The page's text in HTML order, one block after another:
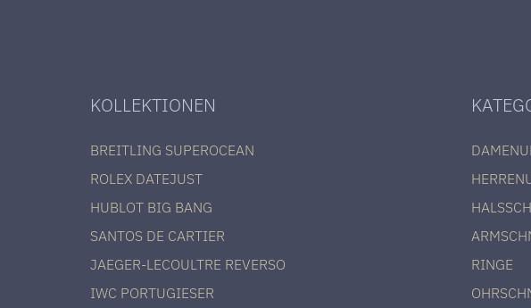
KOLLEKTIONEN
BREITLING SUPEROCEAN
ROLEX DATEJUST
HUBLOT BIG BANG
SANTOS DE CARTIER
JAEGER-LECOULTRE REVERSO
IWC PORTUGIESER
RINGE